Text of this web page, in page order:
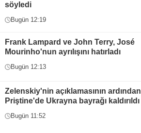
söyledi
Bugün 12:19
Frank Lampard ve John Terry, José
Mourinho'nun ayrılışını hatırladı
Bugün 12:13
Zelenskiy'nin açıklamasının ardından
Priştine'de Ukrayna bayrağı kaldırıldı
Bugün 11:52